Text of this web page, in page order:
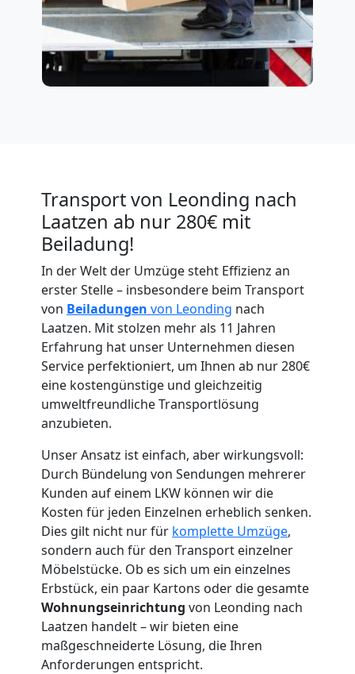
Transport von Leonding nach
Laatzen ab nur 280€ mit
Beiladung!
In der Welt der Umzüge steht Effizienz an
erster Stelle – insbesondere beim Transport
von Beiladungen von Leonding nach
Laatzen. Mit stolzen mehr als 11 Jahren
Erfahrung hat unser Unternehmen diesen
Service perfektioniert, um Ihnen ab nur 280€
eine kostengünstige und gleichzeitig
umweltfreundliche Transportlösung
anzubieten.
Unser Ansatz ist einfach, aber wirkungsvoll:
Durch Bündelung von Sendungen mehrerer
Kunden auf einem LKW können wir die
Kosten für jeden Einzelnen erheblich senken.
Dies gilt nicht nur für komplette Umzüge,
sondern auch für den Transport einzelner
Möbelstücke. Ob es sich um ein einzelnes
Erbstück, ein paar Kartons oder die gesamte
Wohnungseinrichtung von Leonding nach
Laatzen handelt – wir bieten eine
maßgeschneiderte Lösung, die Ihren
Anforderungen entspricht.
Umzugshelfer
Leonding
Möbeltaxi
Leonding
Kleintransport
Leonding